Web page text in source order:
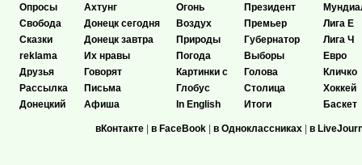
Опросы
Свобода
Сказки
reklama
Друзья
Рассылка
Донецкий
Ахтунг
Донецк сегодня
Донецк завтра
Их нравы
Говорят
Письма
Афиша
Огонь
Воздух
Природы
Погода
Картинки с
Глобус
In English
Президент
Премьер
Губернатор
Выборы
Голова
Столица
Итоги
Лига Е
Лига Ч
Евро
Кличко
Хоккей
Баскет
вКонтакте | в FaceBook | в Одноклассниках | в